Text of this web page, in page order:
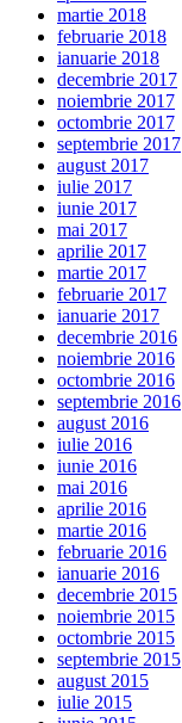
martie 2018
februarie 2018
ianuarie 2018
decembrie 2017
noiembrie 2017
octombrie 2017
septembrie 2017
august 2017
iulie 2017
iunie 2017
mai 2017
aprilie 2017
martie 2017
februarie 2017
ianuarie 2017
decembrie 2016
noiembrie 2016
octombrie 2016
septembrie 2016
august 2016
iulie 2016
iunie 2016
mai 2016
aprilie 2016
martie 2016
februarie 2016
ianuarie 2016
decembrie 2015
noiembrie 2015
octombrie 2015
septembrie 2015
august 2015
iulie 2015